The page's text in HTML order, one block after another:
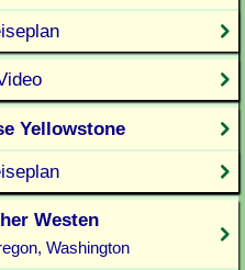
Yellowstone
Westen
Washington